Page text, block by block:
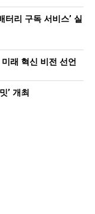
터리 구독 서비스’ 실
래 혁신 비전 선언
’ 개최